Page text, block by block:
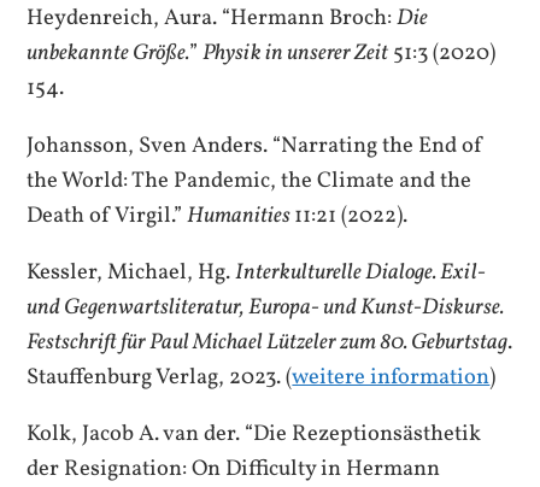
Heydenreich, Aura. “Hermann Broch:Die
unbekannte Größe.”Physik in unserer Zeit51:3 (2020)
154.
Johansson, Sven Anders. “Narrating the End of
the World: The Pandemic, the Climate and the
Death of Virgil.”Humanities11:21 (2022).
Kessler, Michael, Hg.Interkulturelle Dialoge. Exil-
und Gegenwartsliteratur, Europa- und Kunst-Diskurse.
Festschrift für Paul Michael Lützeler zum 80. Geburtstag.
Stauffenburg Verlag, 2023. (weitere information)
Kolk, Jacob A. van der. “Die Rezeptionsästhetik
der Resignation: On Difficulty in Hermann